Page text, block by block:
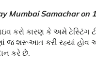
Mumbai Samachar on
કરો કારણ કે અમે
શરૂઆત કરી રહ્યાં હોવ
કરે છે.